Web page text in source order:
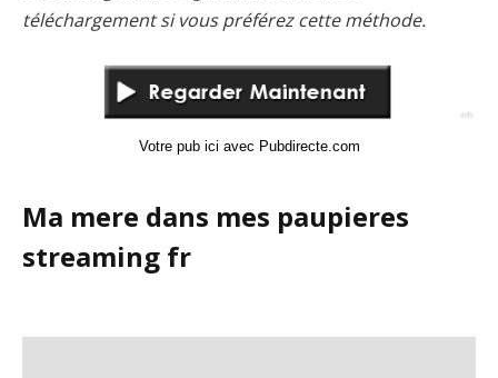
téléchargement si vous préférez cette méthode.
Votre pub ici avec Pubdirecte.com
Ma mere dans mes paupieres
streaming fr